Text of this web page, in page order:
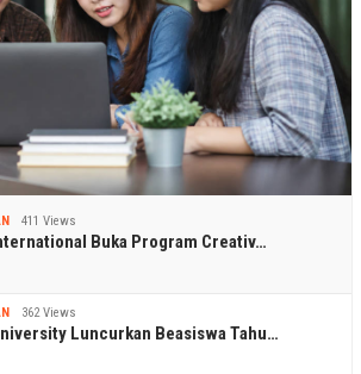
411 Views
Buka Program Creativ…
362 Views
Luncurkan Beasiswa Tahu…